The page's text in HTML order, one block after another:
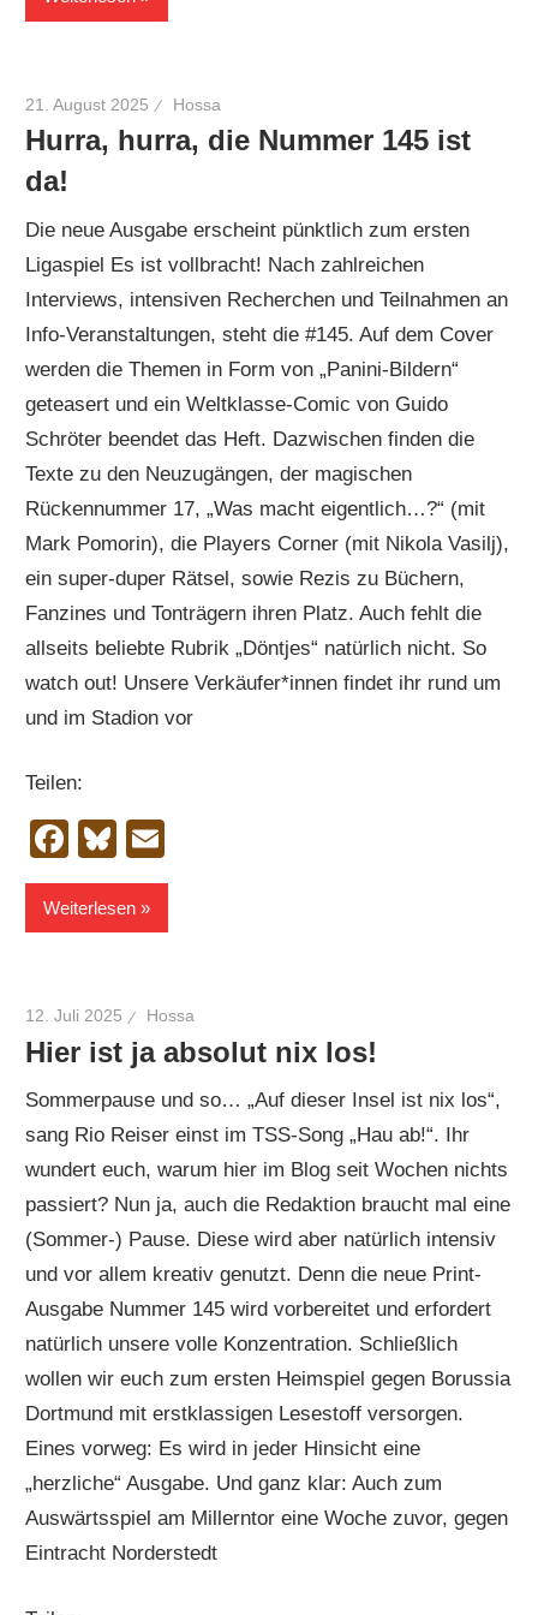
21. August 2025 Hossa
Hurra, hurra, die Nummer 145 ist
da!
Die neue Ausgabe erscheint pünktlich zum ersten
Ligaspiel Es ist vollbracht! Nach zahlreichen
Interviews, intensiven Recherchen und Teilnahmen an
Info-Veranstaltungen, steht die #145. Auf dem Cover
werden die Themen in Form von „Panini-Bildern“
geteasert und ein Weltklasse-Comic von Guido
Schröter beendet das Heft. Dazwischen finden die
Texte zu den Neuzugängen, der magischen
Rückennummer 17, „Was macht eigentlich…?“ (mit
Mark Pomorin), die Players Corner (mit Nikola Vasilj),
ein super-duper Rätsel, sowie Rezis zu Büchern,
Fanzines und Tonträgern ihren Platz. Auch fehlt die
allseits beliebte Rubrik „Döntjes“ natürlich nicht. So
watch out! Unsere Verkäufer*innen findet ihr rund um
und im Stadion vor
Teilen:
Facebook
Bluesky
Weiterlesen
12. Juli 2025 Hossa
Hier ist ja absolut nix los!
Sommerpause und so… „Auf dieser Insel ist nix los“,
sang Rio Reiser einst im TSS-Song „Hau ab!“. Ihr
wundert euch, warum hier im Blog seit Wochen nichts
passiert? Nun ja, auch die Redaktion braucht mal eine
(Sommer-) Pause. Diese wird aber natürlich intensiv
und vor allem kreativ genutzt. Denn die neue Print-
Ausgabe Nummer 145 wird vorbereitet und erfordert
natürlich unsere volle Konzentration. Schließlich
wollen wir euch zum ersten Heimspiel gegen Borussia
Dortmund mit erstklassigen Lesestoff versorgen.
Eines vorweg: Es wird in jeder Hinsicht eine
„herzliche“ Ausgabe. Und ganz klar: Auch zum
Auswärtsspiel am Millerntor eine Woche zuvor, gegen
Eintracht Norderstedt